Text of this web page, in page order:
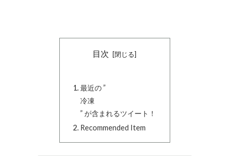
目次
最近の ”
冷凍
” が含まれるツイート！
Recommended Item